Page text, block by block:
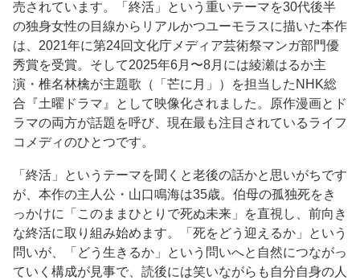
売されています。「終活」という重いテーマを30代後半
の独身女性の目線からリアルかつユーモラスに描いた本作
は、2021年に第24回文化庁メディア芸術祭マンガ部門優
秀賞を受賞。そして2025年6月〜8月には綾瀬はるか主
演・椎名林檎が主題歌（「芒に月」）を担当したNHK総
合『土曜ドラマ』として映像化されました。原作漫画とド
ラマの両方が話題を呼び、現在最も注目されているライフ
コメディのひとつです。
「終活」というテーマを聞くと老後の話かと思いがちです
が、本作の主人公・山口鳴海は35歳。伯母の孤独死をき
っかけに「このままひとりで死ぬ未来」を直視し、前向き
な終活に取り組み始めます。「死をどう迎えるか」という
問いが、「どう生きるか」という問いへと自然につながっ
ていく構成が見事で、読後には笑いながらも自分自身の人